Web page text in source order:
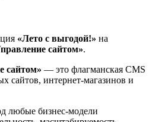
«Лето с выгодой!» на
сайтом».
сайтом» — это флагманская CMS
сайтов, интернет-магазинов и
любые бизнес-модели